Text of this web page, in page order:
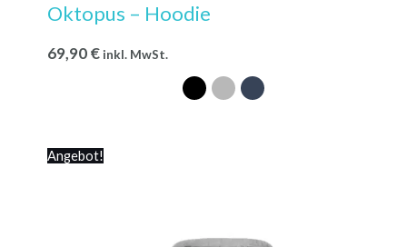
Oktopus – Hoodie
69,90€ inkl. MwSt.
Angebot!Ursprünglicher